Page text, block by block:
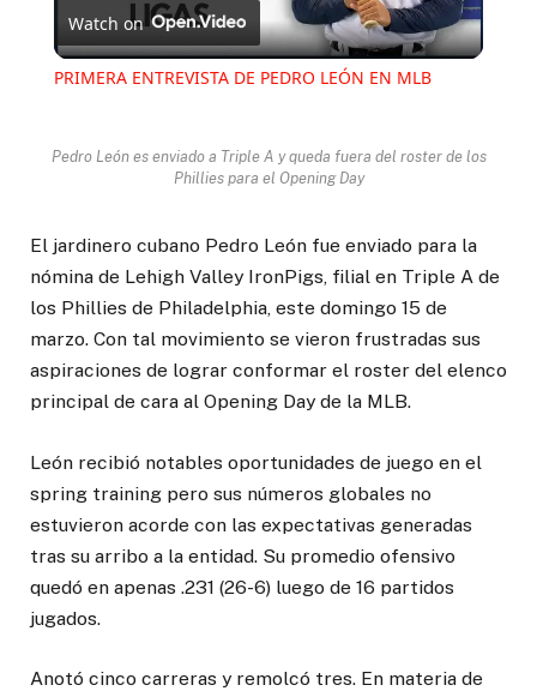
Video
Watch on
PRIMERA ENTREVISTA DE PEDRO LEÓN EN MLB
Pedro León es enviado a Triple A y queda fuera del roster de los
Phillies para el Opening Day
El jardinero cubano Pedro León fue enviado para la
nómina de Lehigh Valley IronPigs, filial en Triple A de
los Phillies de Philadelphia, este domingo 15 de
marzo. Con tal movimiento se vieron frustradas sus
aspiraciones de lograr conformar el roster del elenco
principal de cara al Opening Day de la MLB.
León recibió notables oportunidades de juego en el
spring training pero sus números globales no
estuvieron acorde con las expectativas generadas
tras su arribo a la entidad. Su promedio ofensivo
quedó en apenas .231 (26-6) luego de 16 partidos
jugados.
Anotó cinco carreras y remolcó tres. En materia de